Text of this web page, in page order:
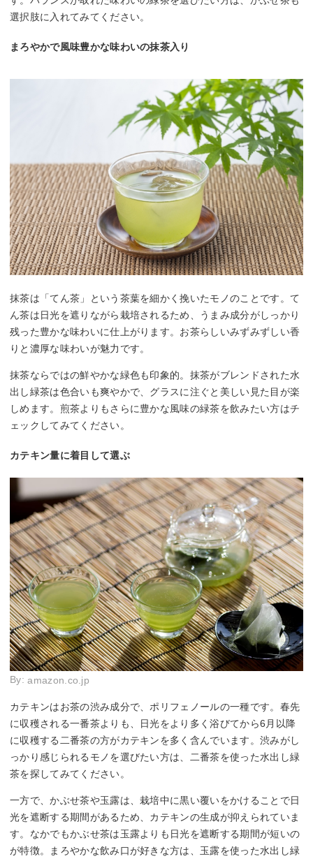
選択肢に入れてみてください。
まろやかで風味豊かな味わいの抹茶入り
抹茶は「てん茶」という茶葉を細かく挽いたモノのことです。て
ん茶は日光を遮りながら栽培されるため、うまみ成分がしっかり
残った豊かな味わいに仕上がります。お茶らしいみずみずしい香
りと濃厚な味わいが魅力です。
抹茶ならではの鮮やかな緑色も印象的。抹茶がブレンドされた水
出し緑茶は色合いも爽やかで、グラスに注ぐと美しい見た目が楽
しめます。煎茶よりもさらに豊かな風味の緑茶を飲みたい方はチ
ェックしてみてください。
カテキン量に着目して選ぶ
By:amazon.co.jp
カテキンはお茶の渋み成分で、ポリフェノールの一種です。春先
に収穫される一番茶よりも、日光をより多く浴びてから6月以降
に収穫する二番茶の方がカテキンを多く含んでいます。渋みがし
っかり感じられるモノを選びたい方は、二番茶を使った水出し緑
茶を探してみてください。
一方で、かぶせ茶や玉露は、栽培中に黒い覆いをかけることで日
光を遮断する期間があるため、カテキンの生成が抑えられていま
す。なかでもかぶせ茶は玉露よりも日光を遮断する期間が短いの
が特徴。まろやかな飲み口が好きな方は、玉露を使った水出し緑